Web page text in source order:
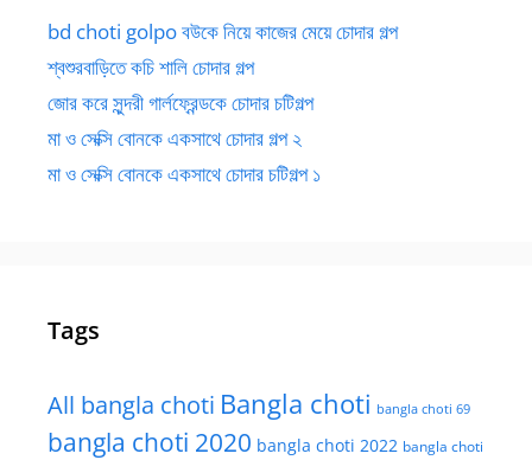
bd choti golpo বউকে নিয়ে কাজের মেয়ে চোদার গল্প
শ্বশুরবাড়িতে কচি শালি চোদার গল্প
জোর করে সুন্দরী গার্লফ্রেন্ডকে চোদার চটিগল্প
মা ও সেক্সি বোনকে একসাথে চোদার গল্প ২
মা ও সেক্সি বোনকে একসাথে চোদার চটিগল্প ১
Tags
All bangla choti Bangla choti bangla choti 69
bangla choti 2020 bangla choti 2022 bangla choti